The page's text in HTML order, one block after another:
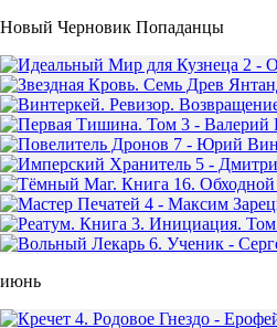
Новый Черновик Попаданцы
июнь